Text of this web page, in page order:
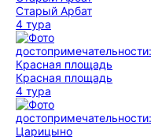
Старый Арбат
4 тура
Красная площадь
4 тура